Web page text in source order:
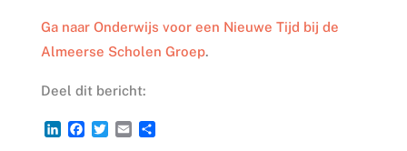
Ga naar Onderwijs voor een Nieuwe Tijd bij de
Almeerse Scholen Groep.
Deel dit bericht:
L
F
T
E
D